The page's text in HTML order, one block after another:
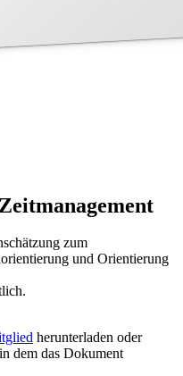
zum
und Orientierung
herunterladen oder
dem das Dokument